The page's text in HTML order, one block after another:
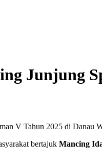
Junjung
V Tahun 2025 di Danau
bertajuk Mancing